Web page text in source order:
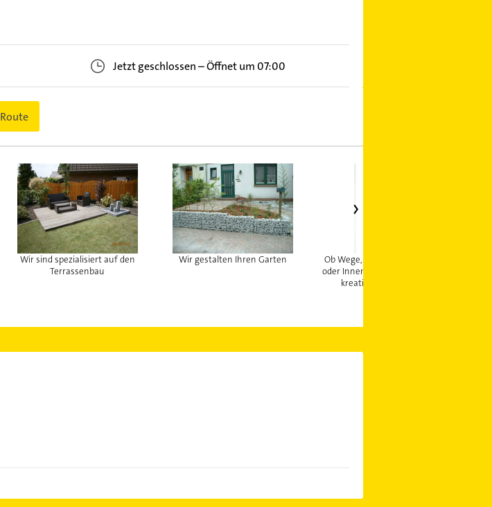
Jetzt geschlossen–Öffnet um 07:00
Route
Wir sind spezialisiert auf den
Terrassenbau
Wir gestalten Ihren Garten
Ob Wege, Terrassen, Einfahrten
oder Innenhöfe: Wir verlegen sie
kreativ und fachkundig.